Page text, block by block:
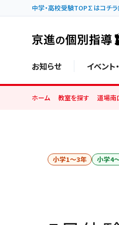
中学・高校受験TOP∑はコチラ
お知らせ イベント
ホーム 教室を探す 道場南
小学1〜3年 小学4